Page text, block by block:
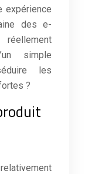
expérience
des e-
simple
les
?